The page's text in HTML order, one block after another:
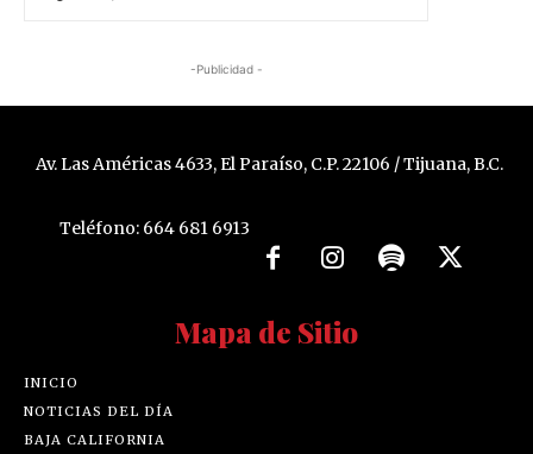
-Publicidad -
Av. Las Américas 4633, El Paraíso, C.P. 22106 / Tijuana, B.C.
Teléfono: 664 681 6913
Mapa de Sitio
INICIO
NOTICIAS DEL DÍA
BAJA CALIFORNIA